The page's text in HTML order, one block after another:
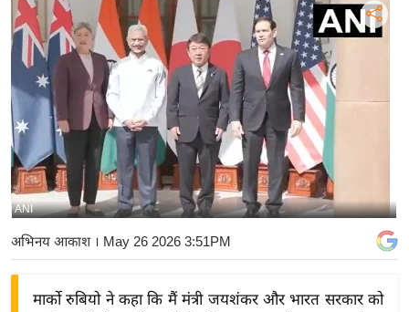
रा
ष्ट्री
य
अं
र्रा
ष्ट्री
य
बि
ज़
ने
ANI
अभिनय आकाश। May 26 2026 3:51PM
मार्को रुबियो ने कहा कि मैं मंत्री जयशंकर और भारत सरकार को